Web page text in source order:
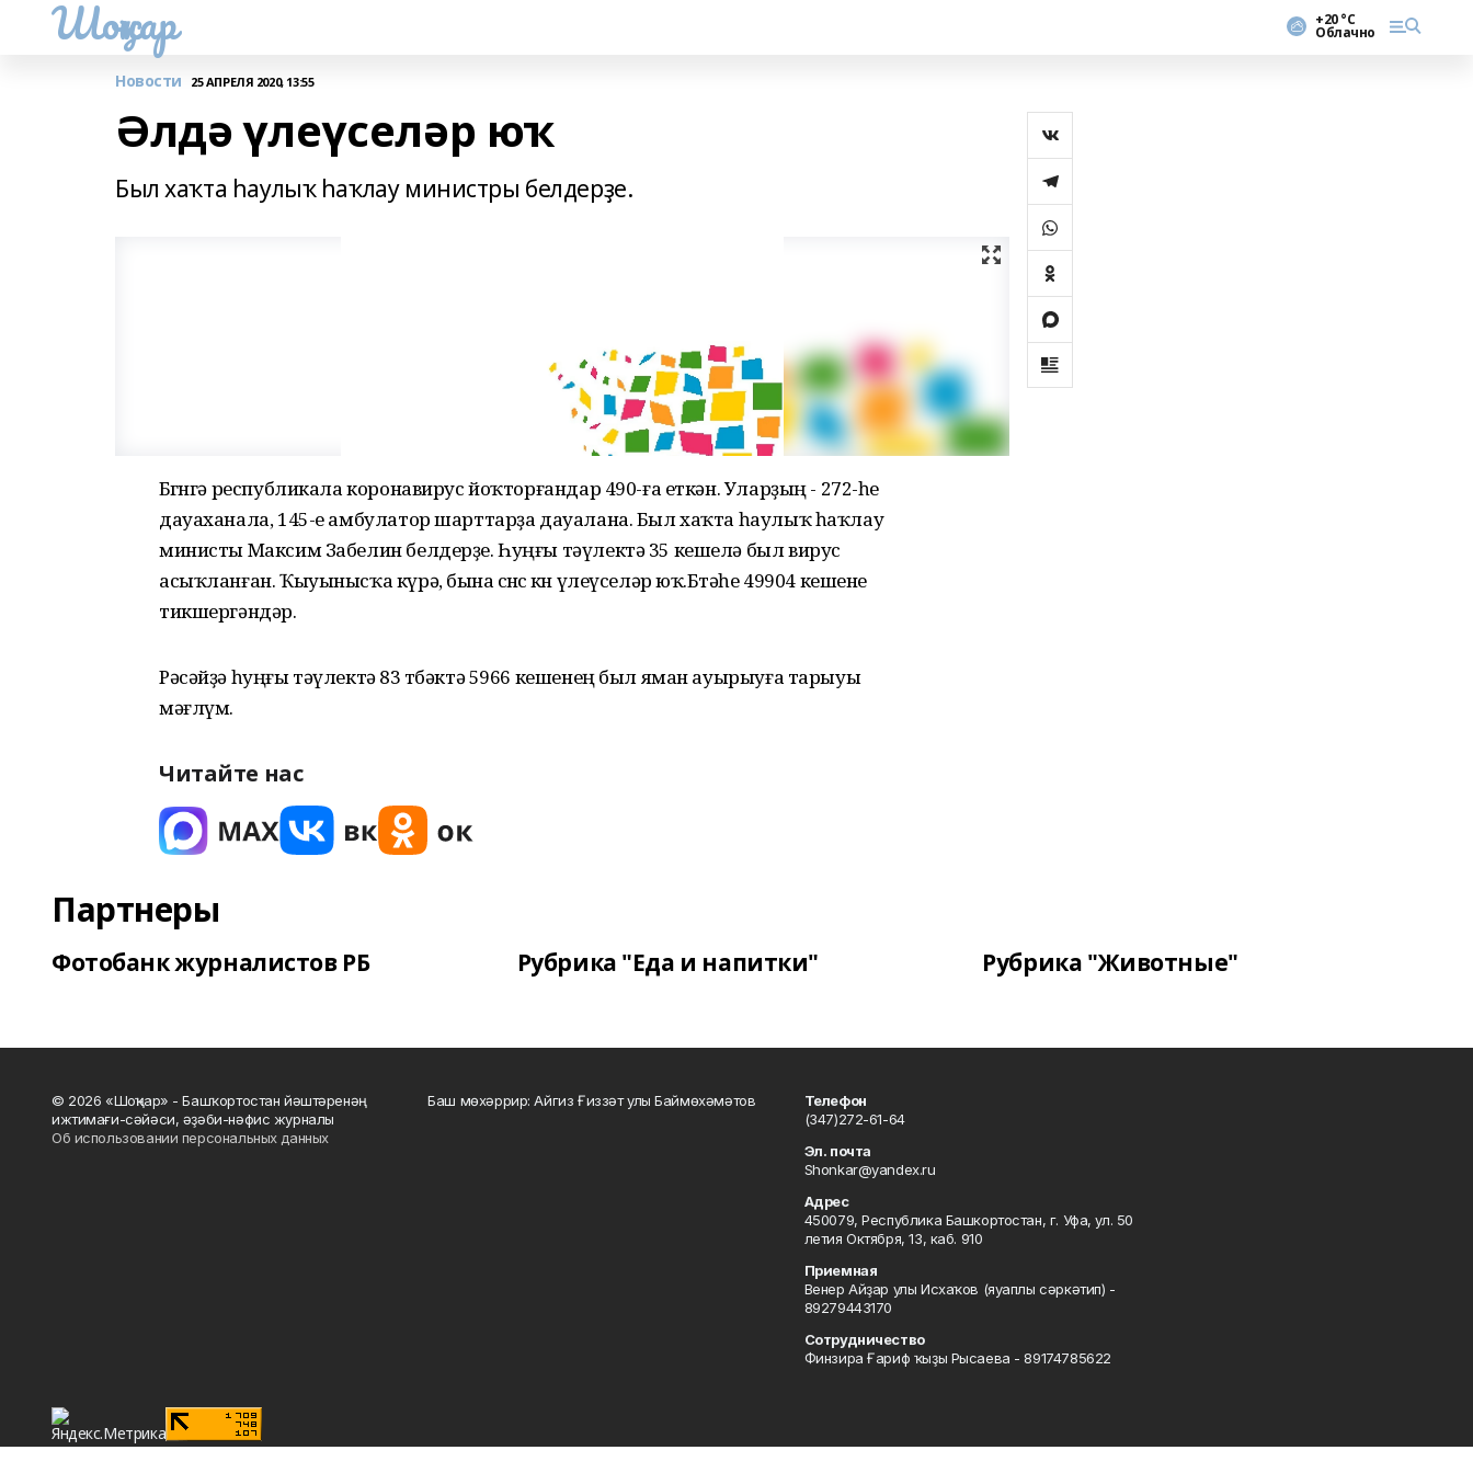
Шоңҡар +20 °С
Облачно
Новости 25 АПРЕЛЯ 2020, 13:55
Әлдә үлеүселәр юҡ
Был хаҡта һаулыҡ һаҡлау министры белдерҙе.
Бөгөнгә республикала коронавирус йоҡторғандар 490-ға еткән. Уларҙың - 272-һе
дауаханала, 145-е амбулатор шарттарҙа дауалана. Был хаҡта һаулыҡ һаҡлау
министы Максим Забелин белдерҙе. Һуңғы тәүлектә 35 кешелә был вирус
асыҡланған. Ҡыуынысҡа күрә, бына өсөнсө көн үлеүселәр юҡ.Бөтәһе 49904 кешене
тикшергәндәр.
Рәсәйҙә һуңғы тәүлектә 83 төбәктә 5966 кешенең был яман ауырыуға тарыуы
мәғлүм.
Читайте нас
Партнеры
Фотобанк журналистов РБ Рубрика "Еда и напитки" Рубрика "Животные"
© 2026 «Шоңҡар» - Башҡортостан йәштәренәң
ижтимағи-сәйәси, әҙәби-нәфис журналы
Об использовании персональных данных
Баш мөхәррир: Айгиз Ғиззәт улы Баймөхәмәтов
Телефон
(347)272-61-64
Эл. почта
Shonkar@yandex.ru
Адрес
450079, Республика Башкортостан, г. Уфа, ул. 50
летия Октября, 13, каб. 910
Приемная
Венер Айҙар улы Исхаҡов (яуаплы сәркәтип) -
89279443170
Сотрудничество
Финзира Ғариф ҡыҙы Рысаева - 89174785622